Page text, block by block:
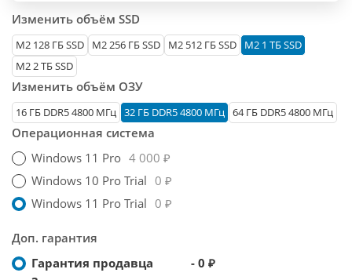
Изменить объём SSD
М2 128 ГБ SSD M2 256 ГБ SSD M2 512 ГБ SSD
M2 1 ТБ SSD
M2 2 ТБ SSD
Изменить объём ОЗУ
16 ГБ DDR5 4800 МГц 32 ГБ DDR5 4800 МГц 64 ГБ DDR5 4800 МГц
Операционная система
Windows 11 Pro 4 000 ₽
Windows 10 Pro Trial 0 ₽
Windows 11 Pro Trial 0 ₽
Доп. гарантия
Гарантия продавца
- 0 ₽